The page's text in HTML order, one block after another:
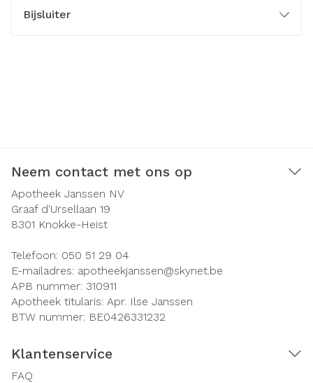
Bijsluiter
Neem contact met ons op
Apotheek Janssen NV
Graaf d'Ursellaan 19
8301 Knokke-Heist
Telefoon: 050 51 29 04
E-mailadres: apotheekjanssen@skynet.be
APB nummer: 310911
Apotheek titularis: Apr. Ilse Janssen
BTW nummer: BE0426331232
Klantenservice
FAQ